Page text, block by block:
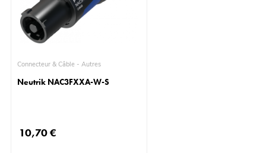
Connecteur & Câble - Autres
Neutrik NAC3FXXA-W-S
10,70 €